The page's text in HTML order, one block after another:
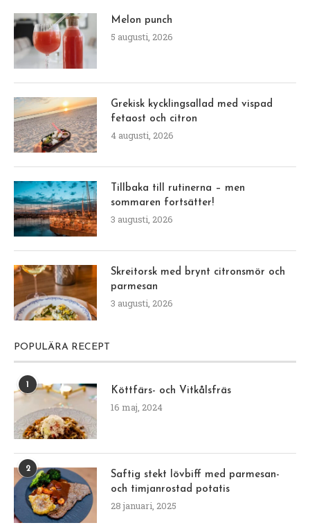
Melon punch
5 augusti, 2026
Grekisk kycklingsallad med vispad
fetaost och citron
4 augusti, 2026
Tillbaka till rutinerna – men
sommaren fortsätter!
3 augusti, 2026
Skreitorsk med brynt citronsmör och
parmesan
3 augusti, 2026
POPULÄRA RECEPT
1
Köttfärs- och Vitkålsfräs
16 maj, 2024
2
Saftig stekt lövbiff med parmesan-
och timjanrostad potatis
28 januari, 2025